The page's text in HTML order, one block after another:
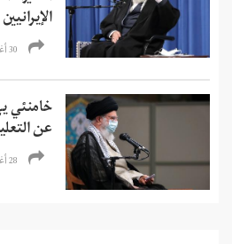
الإيرانيين
30 أغسطس 2021
خامنئي
عن
28 أغسطس 2021